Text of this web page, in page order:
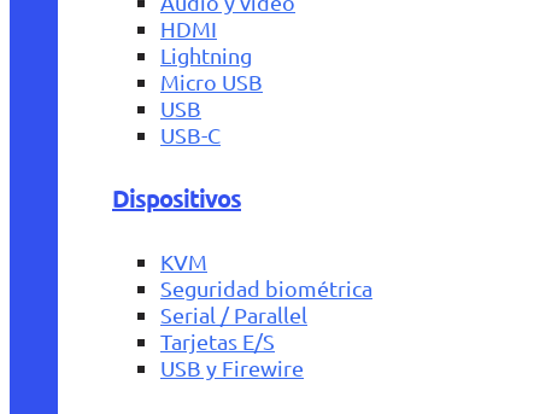
HDMI
Lightning
Micro USB
USB
USB-C
Dispositivos
KVM
Seguridad biométrica
Serial / Parallel
Tarjetas E/S
USB y Firewire